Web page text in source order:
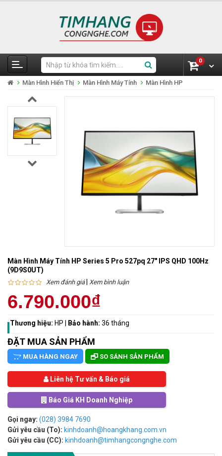
0
Màn Hình Hiển Thị Màn Hình Máy Tính Màn Hình HP
Màn Hình Máy Tính HP Series 5 Pro 527pq 27" IPS QHD 100Hz
(9D9S0UT)
Xem đánh giá| Xem bình luận
6.790.000₫
Thương hiệu: HP Bảo hành: 36 tháng
ĐẶT MUA SẢN PHẨM
MUA HÀNG NGAY SO SÁNH SẢN PHẨM
Liên hệ Tư vấn & Báo giá
Báo Giá KH Doanh Nghiệp
Gọi ngay: (028) 3984 7690
Gửi yêu cầu (To): kinhdoanh@hoangkhang.com.vn
Gửi yêu cầu (CC): kinhdoanh@timhangcongnghe.com